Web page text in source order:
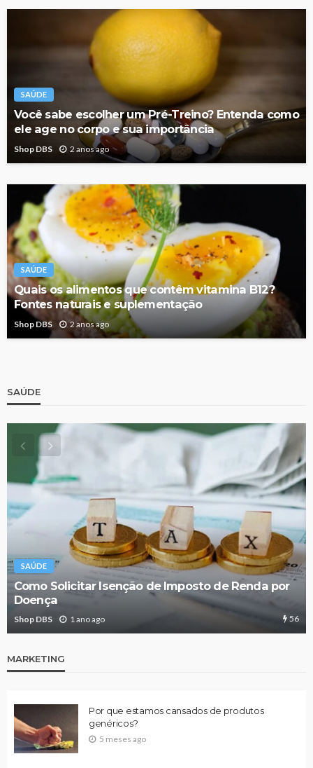
SAÚDE
Você sabe escolher um Pré-Treino? Entenda como
ele age no corpo e sua importância
Shop DBS 2 anos ago
SAÚDE
Quais os alimentos que contêm vitamina B12?
Fontes naturais e suplementação
Shop DBS 2 anos ago
SAÚDE
SAÚDE
Como Solicitar Isenção de Imposto de Renda por
Doença
Shop DBS 1 ano ago 56
MARKETING
Por que estamos cansados de produtos
genéricos?
5 meses ago